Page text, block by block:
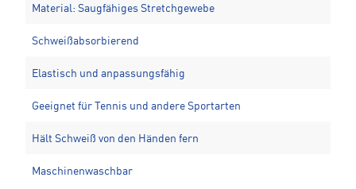
Material: Saugfähiges Stretchgewebe
Schweißabsorbierend
Elastisch und anpassungsfähig
Geeignet für Tennis und andere Sportarten
Hält Schweiß von den Händen fern
Maschinenwaschbar